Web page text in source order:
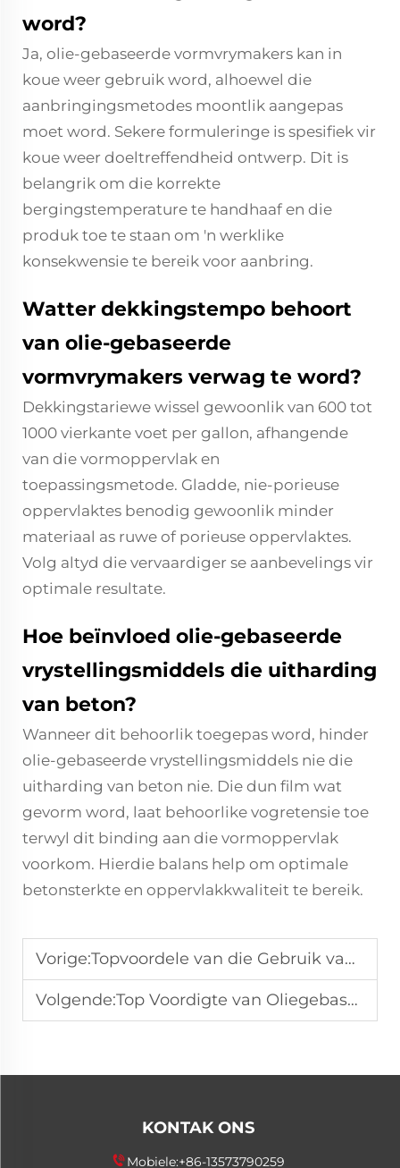
word?
Ja, olie-gebaseerde vormvrymakers kan in
koue weer gebruik word, alhoewel die
aanbringingsmetodes moontlik aangepas
moet word. Sekere formuleringe is spesifiek vir
koue weer doeltreffendheid ontwerp. Dit is
belangrik om die korrekte
bergingstemperature te handhaaf en die
produk toe te staan om 'n werklike
konsekwensie te bereik voor aanbring.
Watter dekkingstempo behoort
van olie-gebaseerde
vormvrymakers verwag te word?
Dekkingstariewe wissel gewoonlik van 600 tot
1000 vierkante voet per gallon, afhangende
van die vormoppervlak en
toepassingsmetode. Gladde, nie-porieuse
oppervlaktes benodig gewoonlik minder
materiaal as ruwe of porieuse oppervlaktes.
Volg altyd die vervaardiger se aanbevelings vir
optimale resultate.
Hoe beïnvloed olie-gebaseerde
vrystellingsmiddels die uitharding
van beton?
Wanneer dit behoorlik toegepas word, hinder
olie-gebaseerde vrystellingsmiddels nie die
uitharding van beton nie. Die dun film wat
gevorm word, laat behoorlike vogretensie toe
terwyl dit binding aan die vormoppervlak
voorkom. Hierdie balans help om optimale
betonsterkte en oppervlakkwaliteit te bereik.
Vorige:Topvoordele van die Gebruik van Luwanhong Vrylatingmiddel in Fabrieke
Volgende:Top Voordigte van Oliegebaseerde Vrylatingmiddel vir Vervaardiging
KONTAK ONS
Mobiele:+86-13573790259